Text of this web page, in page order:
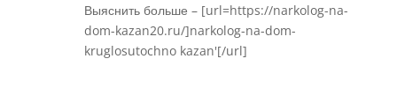
Выяснить больше – [url=https://narkolog-na-
dom-kazan20.ru/]narkolog-na-dom-
kruglosutochno kazan'[/url]